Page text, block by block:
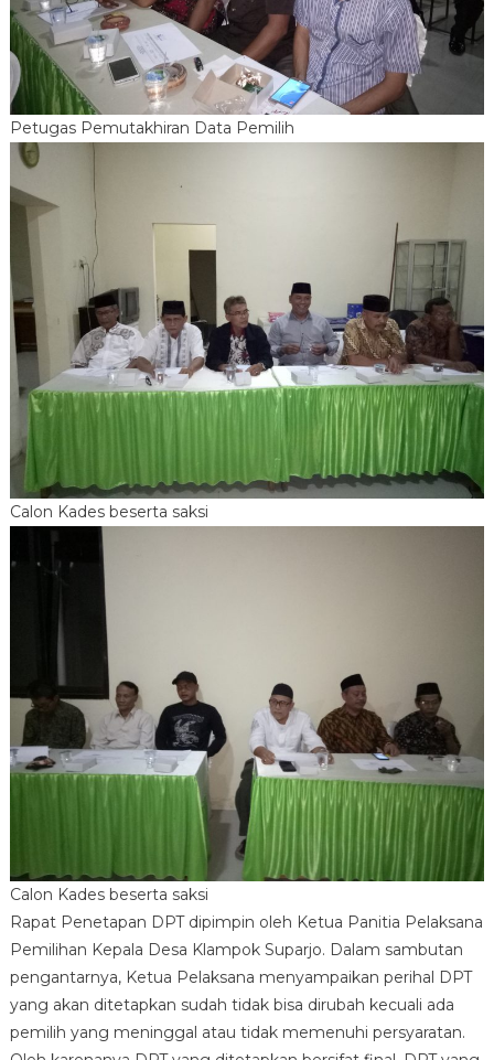
Petugas Pemutakhiran Data Pemilih
Calon Kades beserta saksi
Calon Kades beserta saksi
Rapat Penetapan DPT dipimpin oleh Ketua Panitia Pelaksana
Pemilihan Kepala Desa Klampok Suparjo. Dalam sambutan
pengantarnya, Ketua Pelaksana menyampaikan perihal DPT
yang akan ditetapkan sudah tidak bisa dirubah kecuali ada
pemilih yang meninggal atau tidak memenuhi persyaratan.